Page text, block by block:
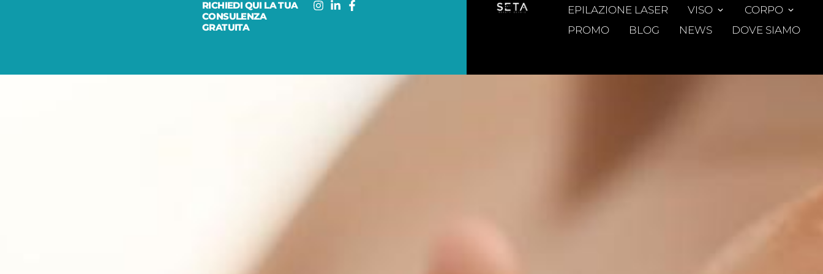
RICHIEDI QUI LA TUA
CONSULENZA
GRATUITA
EPILAZIONE LASER VISO
CORPO
PROMO
BLOG NEWS DOVE SIAMO